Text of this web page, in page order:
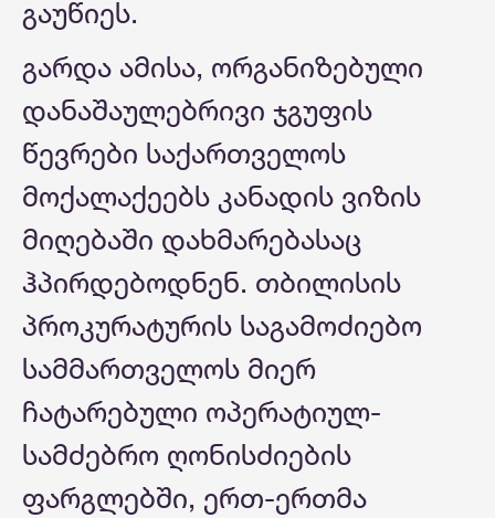
გაუწიეს.
გარდა ამისა, ორგანიზებული
დანაშაულებრივი ჯგუფის
წევრები საქართველოს
მოქალაქეებს კანადის ვიზის
მიღებაში დახმარებასაც
ჰპირდებოდნენ. თბილისის
პროკურატურის საგამოძიებო
სამმართველოს მიერ
ჩატარებული ოპერატიულ-
სამძებრო ღონისძიების
ფარგლებში, ერთ-ერთმა